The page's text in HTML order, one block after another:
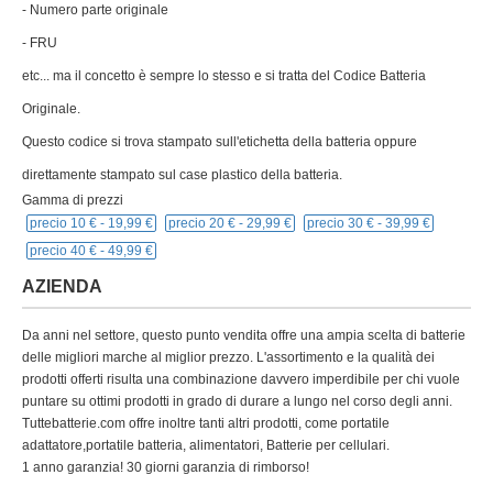
- Numero parte originale
- FRU
etc... ma il concetto è sempre lo stesso e si tratta del Codice Batteria
Originale.
Questo codice si trova stampato sull'etichetta della batteria oppure
direttamente stampato sul case plastico della batteria.
Gamma di prezzi
precio 10 € - 19,99 € precio 20 € - 29,99 € precio 30 € - 39,99 €
precio 40 € - 49,99 €
AZIENDA
Da anni nel settore, questo punto vendita offre una ampia scelta di batterie
delle migliori marche al miglior prezzo. L'assortimento e la qualità dei
prodotti offerti risulta una combinazione davvero imperdibile per chi vuole
puntare su ottimi prodotti in grado di durare a lungo nel corso degli anni.
Tuttebatterie.com offre inoltre tanti altri prodotti, come portatile
adattatore,portatile batteria, alimentatori, Batterie per cellulari.
1 anno garanzia! 30 giorni garanzia di rimborso!